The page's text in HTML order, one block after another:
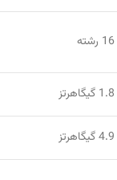
16 رشته
1.8 گیگاهرتز
4.9 گیگاهرتز